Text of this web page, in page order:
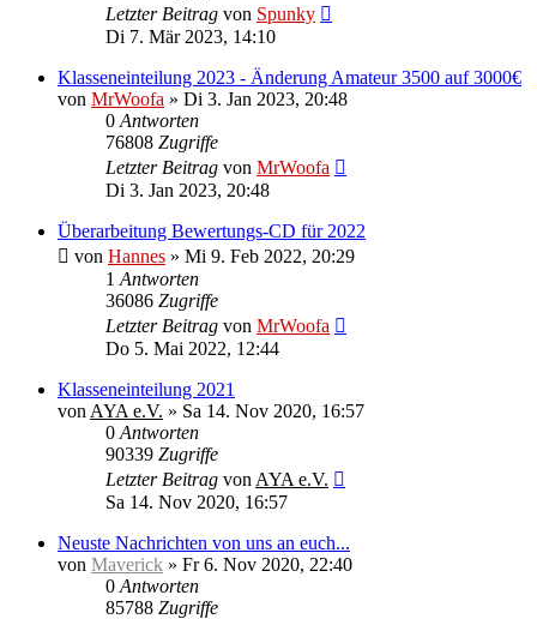
Letzter Beitrag von Spunky
Di 7. Mär 2023, 14:10
Klasseneinteilung 2023 - Änderung Amateur 3500 auf 3000€
von MrWoofa » Di 3. Jan 2023, 20:48
0 Antworten
76808 Zugriffe
Letzter Beitrag von MrWoofa
Di 3. Jan 2023, 20:48
Überarbeitung Bewertungs-CD für 2022
von Hannes » Mi 9. Feb 2022, 20:29
1 Antworten
36086 Zugriffe
Letzter Beitrag von MrWoofa
Do 5. Mai 2022, 12:44
Klasseneinteilung 2021
von AYA e.V. » Sa 14. Nov 2020, 16:57
0 Antworten
90339 Zugriffe
Letzter Beitrag von AYA e.V.
Sa 14. Nov 2020, 16:57
Neuste Nachrichten von uns an euch...
von Maverick » Fr 6. Nov 2020, 22:40
0 Antworten
85788 Zugriffe